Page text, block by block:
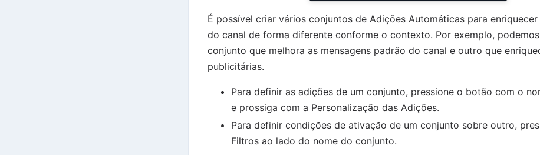
É possível criar vários conjuntos de Adições Automáticas para enriquecer
do canal de forma diferente conforme o contexto. Por exemplo,
conjunto que melhora as mensagens padrão do canal e outro que
publicitárias.
Para definir as adições de um conjunto, pressione o botão com o
e prossiga com a Personalização das Adições.
Para definir condições de ativação de um conjunto sobre outro,
Filtros ao lado do nome do conjunto.